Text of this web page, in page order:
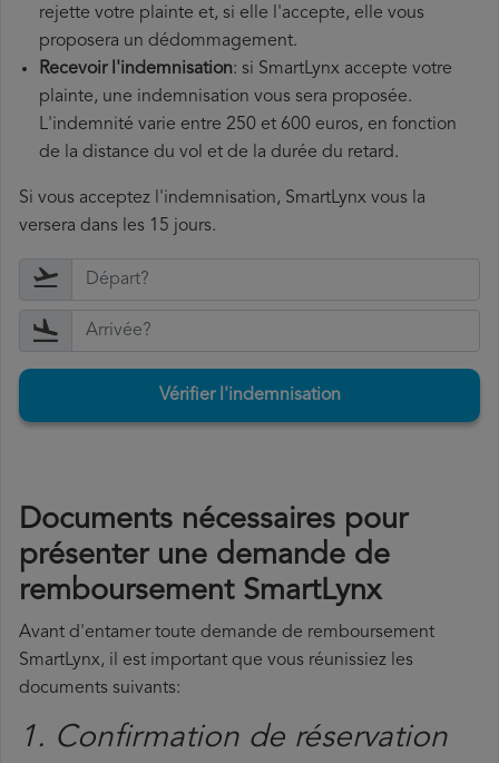
rejette votre plainte et, si elle l'accepte, elle vous
proposera un dédommagement.
Recevoir l'indemnisation: si SmartLynx accepte votre
plainte, une indemnisation vous sera proposée.
L'indemnité varie entre 250 et 600 euros, en fonction
de la distance du vol et de la durée du retard.
Si vous acceptez l'indemnisation, SmartLynx vous la
versera dans les 15 jours.
Vérifier l'indemnisation
Documents nécessaires pour
présenter une demande de
remboursement SmartLynx
Avant d'entamer toute demande de remboursement
SmartLynx, il est important que vous réunissiez les
documents suivants:
1. Confirmation de réservation